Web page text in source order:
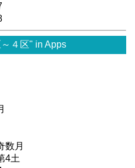
４区" in Apps
数月
4土